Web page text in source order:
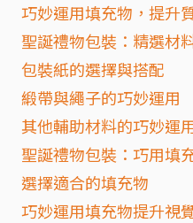
巧妙運用填充物，提升
聖誕禮物包裝：精選材
包裝紙的選擇與搭配
緞帶與繩子的巧妙運用
其他輔助材料的巧妙運
聖誕禮物包裝：巧用填
選擇適合的填充物
巧妙運用填充物提升視